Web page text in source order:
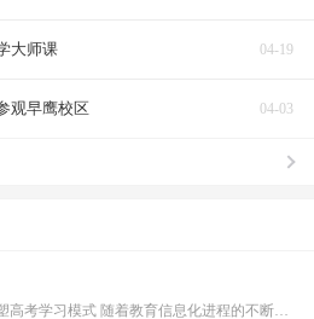
04-19
大师课
04-03
观早鹰校区